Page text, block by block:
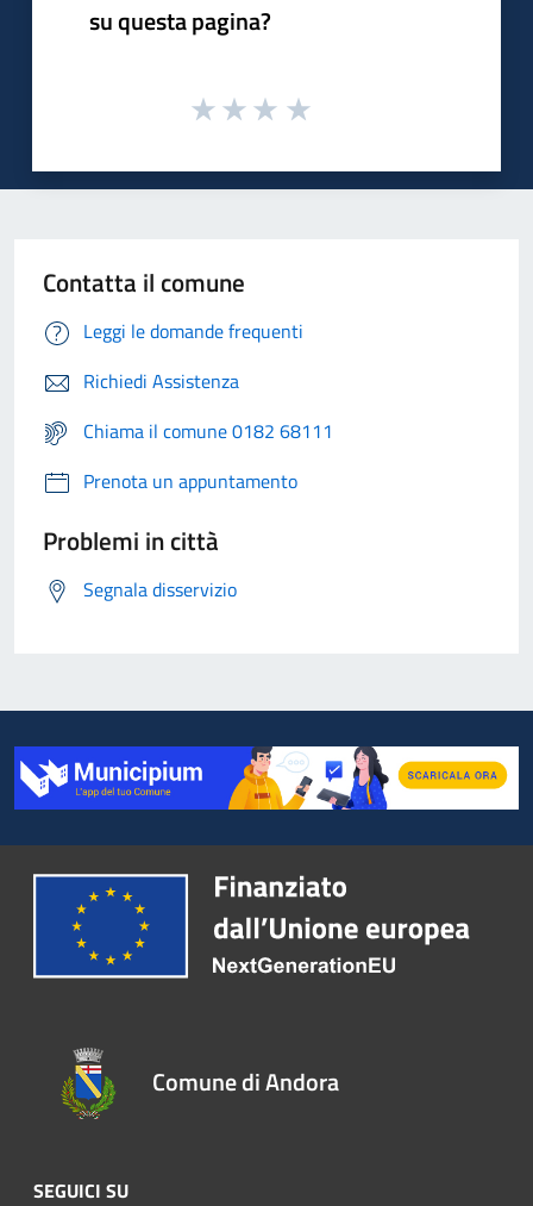
su questa pagina?
Contatta il comune
Leggi le domande frequenti
Richiedi Assistenza
Chiama il comune 0182 68111
Prenota un appuntamento
Problemi in città
Segnala disservizio
Comune di Andora
SEGUICI SU